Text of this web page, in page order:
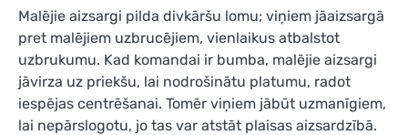
Malējie aizsargi pilda divkāršu lomu; viņiem jāaizsargā
pret malējiem uzbrucējiem, vienlaikus atbalstot
uzbrukumu. Kad komandai ir bumba, malējie aizsargi
jāvirza uz priekšu, lai nodrošinātu platumu, radot
iespējas centrēšanai. Tomēr viņiem jābūt uzmanīgiem,
lai nepārslogotu, jo tas var atstāt plaisas aizsardzībā.